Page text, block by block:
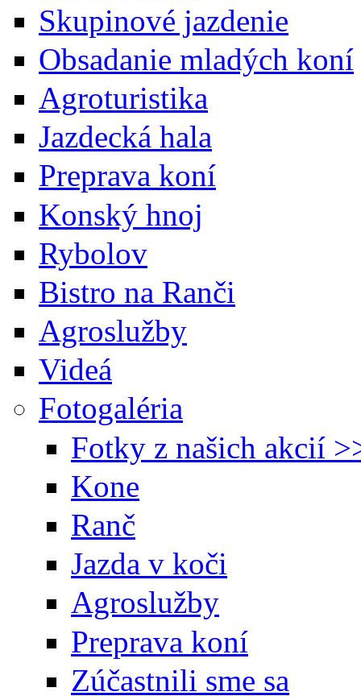
Skupinové jazdenie
Obsadanie mladých koní
Agroturistika
Jazdecká hala
Preprava koní
Konský hnoj
Rybolov
Bistro na Ranči
Agroslužby
Videá
Fotogaléria
Fotky z našich akcií
Kone
Ranč
Jazda v koči
Agroslužby
Preprava koní
Zúčastnili sme sa